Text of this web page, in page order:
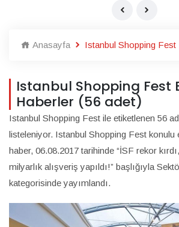
Anasayfa Istanbul Shopping Fest
Istanbul Shopping Fest
Haberler (56 adet)
Istanbul Shopping Fest ile etiketlenen 56
listeleniyor. Istanbul Shopping Fest konulu
haber, 06.08.2017 tarihinde “İSF rekor
milyarlık alışveriş yapıldı!” başlığıyla
kategorisinde yayımlandı.